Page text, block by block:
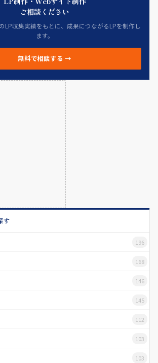
ご相談ください
LP収集実績をもとに、成果につながるLPを制作し
ます。
無料で相談する →
す
196
168
146
145
112
103
103